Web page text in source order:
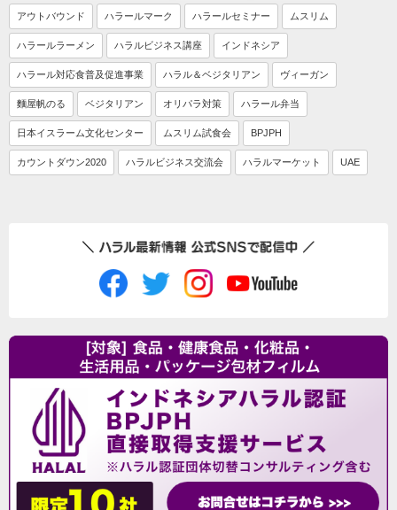
アウトバウンド ハラールマーク ハラールセミナー ムスリム
ハラールラーメン ハラルビジネス講座 インドネシア
ハラール対応食普及促進事業 ハラル＆ベジタリアン ヴィーガン
麵屋帆のる ベジタリアン オリパラ対策 ハラール弁当
日本イスラーム文化センター ムスリム試食会 BPJPH
カウントダウン2020 ハラルビジネス交流会 ハラルマーケット UAE